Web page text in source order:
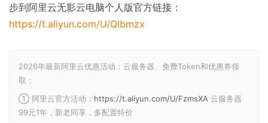
步到阿里云无影云电脑个人版官方链接：
https://t.aliyun.com/U/Qlbmzx
2026年最新阿里云优惠活动：云服务器、免费Token和优惠券领
取：
① 阿里云官方活动： https://t.aliyun.com/U/FzmsXA 云服务器
99元1年，新老同享，多配置特价